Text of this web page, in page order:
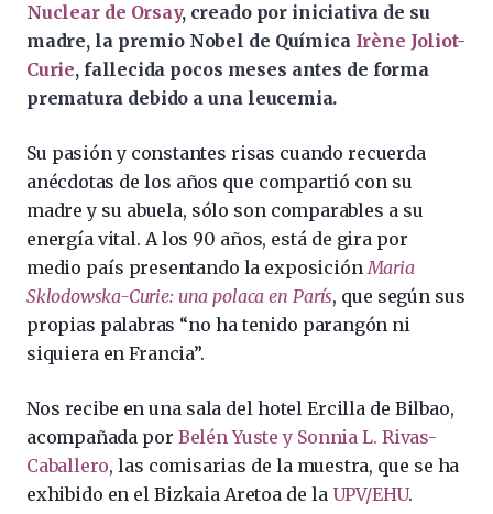
Nuclear de Orsay, creado por iniciativa de su
madre, la premio Nobel de Química Irène Joliot-
Curie, fallecida pocos meses antes de forma
prematura debido a una leucemia.
Su pasión y constantes risas cuando recuerda
anécdotas de los años que compartió con su
madre y su abuela, sólo son comparables a su
energía vital. A los 90 años, está de gira por
medio país presentando la exposiciónMaria
Sklodowska-Curie: una polaca en París, que según sus
propias palabras “no ha tenido parangón ni
siquiera en Francia”.
Nos recibe en una sala del hotel Ercilla de Bilbao,
acompañada por Belén Yuste y Sonnia L. Rivas-
Caballero, las comisarias de la muestra, que se ha
exhibido en el Bizkaia Aretoa de la UPV/EHU.